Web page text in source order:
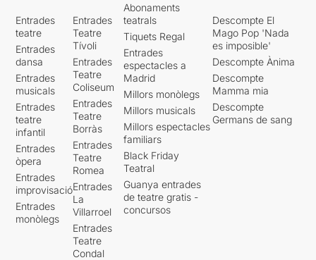
Entrades
teatre
Entrades
dansa
Entrades
musicals
Entrades
teatre
infantil
Entrades
òpera
Entrades
improvisació
Entrades
monòlegs
Entrades
Teatre
Tívoli
Entrades
Teatre
Coliseum
Entrades
Teatre
Borràs
Entrades
Teatre
Romea
Entrades
La
Villarroel
Entrades
Teatre
Condal
Abonaments
teatrals
Tiquets Regal
Entrades
espectacles a
Madrid
Millors monòlegs
Millors musicals
Millors espectacles
familiars
Black Friday
Teatral
Guanya entrades
de teatre gratis -
concursos
Descompte El
Mago Pop 'Nada
es imposible'
Descompte Ànima
Descompte
Mamma mia
Descompte
Germans de sang